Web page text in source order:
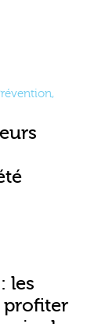
,
les
profiter